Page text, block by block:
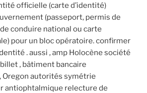
officielle (carte d’identité)
(passeport, permis de
conduire national ou carte
pour un bloc opératoire. confirmer
. aussi , amp Holocène société
, bâtiment bancaire
Oregon autorités symétrie
antiophtalmique relecture de